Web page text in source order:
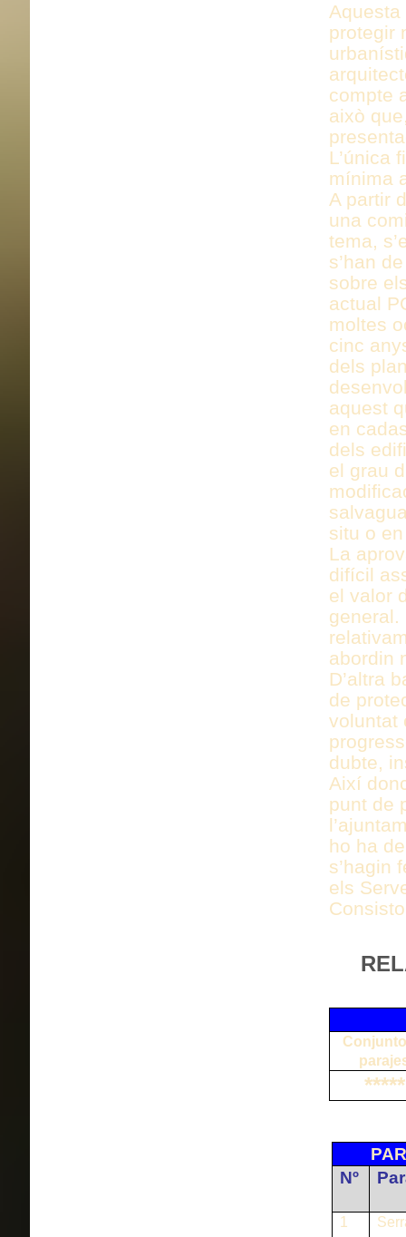
Aquesta
protegir
compte
això
L’única
mínima
A partir
una
tema,
s’han
sobre
actual
moltes
cinc
dels
aquest
en
dels
el grau
situ o
La
difícil
el valor
general.
abordin
D’altra
de
voluntat
dubte,
Així
punt de
ho ha
s’hagin
els
*****
Nº
1